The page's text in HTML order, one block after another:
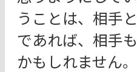
うことは、相手
であれば、相手
かもしれません